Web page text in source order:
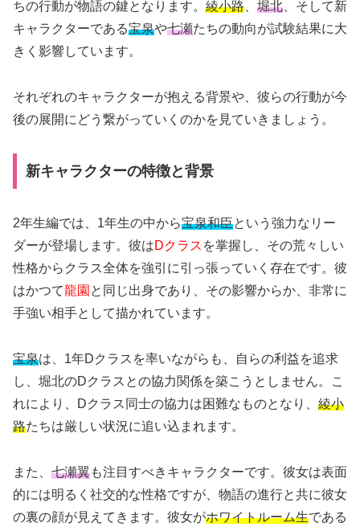
ちの行動が物語の鍵となります。 綾小路 堀北 、そして新
キャラクターである宝泉や七瀬たちの動向が試験結果に大
きく影響しています。
それぞれのキャラクターが抱える背景や、彼らの行動が今
後の展開にどう繋がっていくのかを見ていきましょう。
新キャラクターの特徴と背景
2年生編では、1年生の中から宝泉和臣という強力なリー
ダーが登場します。彼はDクラス を掌握し、その荒々しい
性格からクラス全体を強引に引っ張っていく存在です。彼
はかつて龍園 と同じ出身であり、その影響からか、非常に
手強い相手として描かれています。
宝泉は、1年Dクラスを率いながらも、自らの利益を追求
し、堀北のDクラスとの協力関係を築こうとしません。こ
れにより、Dクラス同士の協力は困難なものとなり、 綾小
路たちは厳しい状況に追い込まれます。
また、 七瀬翼も注目すべきキャラクターです。彼女は表面
的には明るく社交的な性格ですが、物語の進行と共に彼女
の裏の顔が見えてきます。彼女がホワイトルーム生である